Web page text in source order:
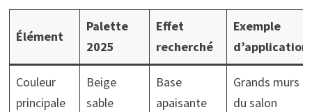
Élément
Palette
2025
Effet
recherché
Exemple
d’application
Couleur
principale
Beige
sable
Base
apaisante
Grands murs
du salon